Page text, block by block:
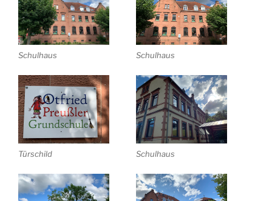
Schulhaus Schulhaus
Türschild Schulhaus